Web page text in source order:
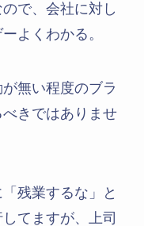
で、会社に対し
よくわかる。
無い程度のブラ
きではありませ
残業するな」と
てますが、上司